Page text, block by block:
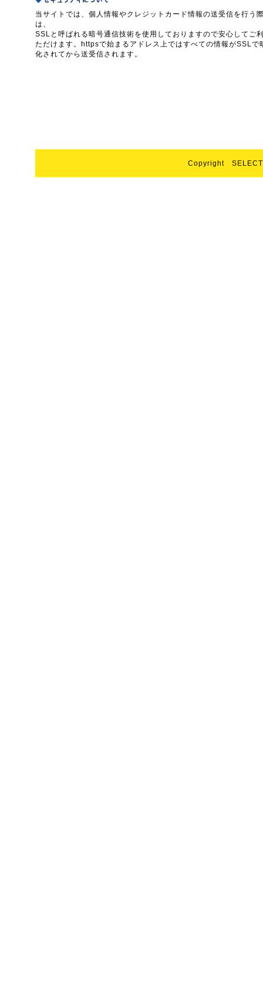
当サイトでは、個人情報やクレジットカード情報の送受信を行う
は、
SSLと呼ばれる暗号通信技術を使用しておりますので安心してご
ただけます。httpsで始まるアドレス上ではすべての情報がSSLで
化されてから送受信されます。
Copyright SELECT